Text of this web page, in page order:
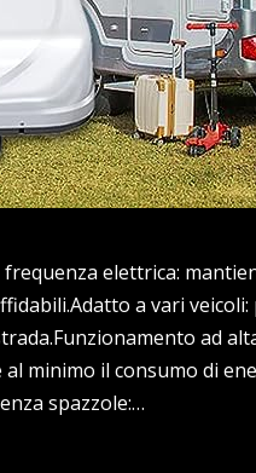
elettrica:
a vari
ad
minimo il consumo di
spazzole:…